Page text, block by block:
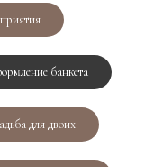
банкета
для двоих